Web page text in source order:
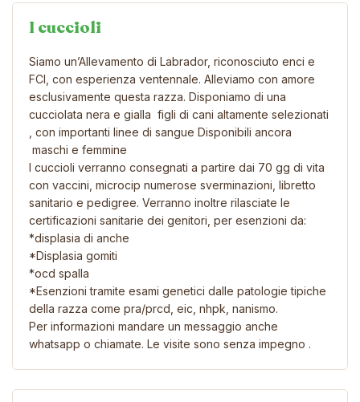
I cuccioli
Siamo un’Allevamento di Labrador, riconosciuto enci e
FCI, con esperienza ventennale. Alleviamo con amore
esclusivamente questa razza. Disponiamo di una
cucciolata nera e gialla figli di cani altamente selezionati
, con importanti linee di sangue Disponibili ancora
maschi e femmine
I cuccioli verranno consegnati a partire dai 70 gg di vita
con vaccini, microcip numerose sverminazioni, libretto
sanitario e pedigree. Verranno inoltre rilasciate le
certificazioni sanitarie dei genitori, per esenzioni da:
*displasia di anche
*Displasia gomiti
*ocd spalla
*Esenzioni tramite esami genetici dalle patologie tipiche
della razza come pra/prcd, eic, nhpk, nanismo.
Per informazioni mandare un messaggio anche
whatsapp o chiamate. Le visite sono senza impegno .